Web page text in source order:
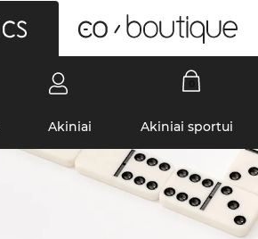
Akiniai Akiniai sportui